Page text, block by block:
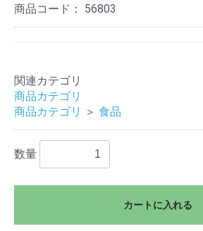
商品コード： 56803
関連カテゴリ
商品カテゴリ
商品カテゴリ
＞ 食品
数量
カートに入れる